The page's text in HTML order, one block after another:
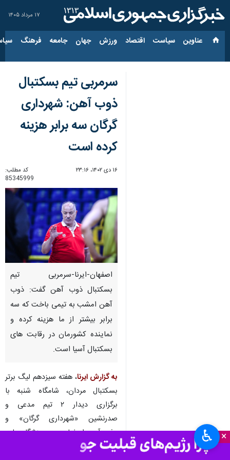
۱۷ مرداد ۱۴۰۵
عناوین‌ سیاست اقتصاد ورزش جهان جامعه فرهنگ
×
سرمربی تیم بسکتبال
ذوب آهن: شهرداری
گرگان سه برابر هزینه
کرده است
۱۶ دی ۱۴۰۲، ۲۳:۱۶
کد مطلب:
85345999
اصفهان-ایرنا-سرمربی تیم
بسکتبال ذوب آهن گفت: ذوب
آهن امشب به تیمی باخت که سه
برابر بیشتر از ما هزینه کرده و
نماینده کشورمان در رقابت های
بسکتبال آسیا است.
به گزارش ایرنا، هفته سیزدهم لیگ برتر
بسکتبال مردان، شامگاه شنبه با
برگزاری دیدار ۲ تیم مدعی و
صدرنشین «شهرداری گرگان» و
«ذوب‌آهن اصفهان» در ورزشگاه ملت
اصفهان برگزار شد که این دیدار در
♿︎